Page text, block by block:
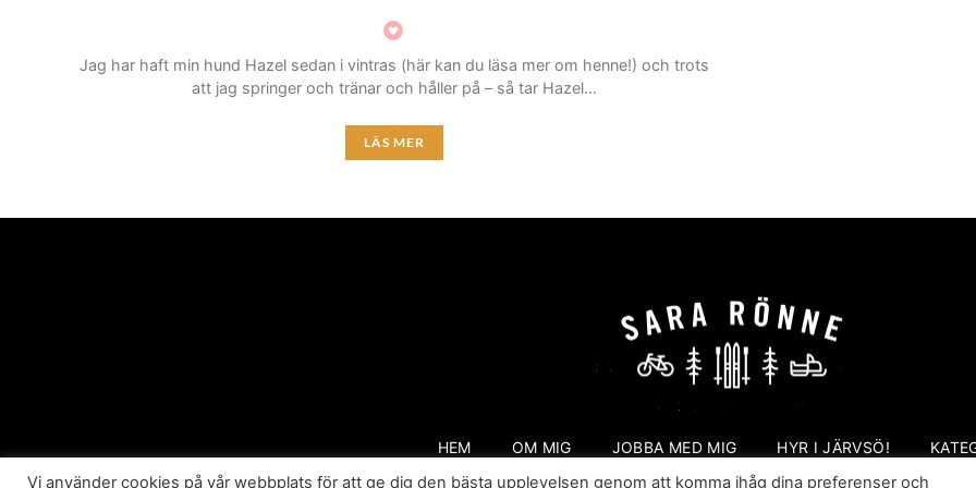
Jag har haft min hund Hazel sedan i vintras (här kan du läsa mer om henne!) och trots
att jag springer och tränar och håller på – så tar Hazel…
LÄS MER
HEM OM MIG JOBBA MED MIG HYR I JÄRVSÖ!
Vi använder cookies på vår webbplats för att ge dig den bästa upplevelsen genom att komma ihåg dina preferenser och